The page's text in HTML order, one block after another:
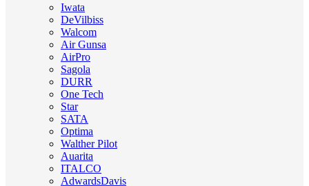
Iwata
DeVilbiss
Walcom
Air Gunsa
AirPro
Sagola
DURR
One Tech
Star
SATA
Optima
Walther Pilot
Auarita
ITALCO
AdwardsDavis